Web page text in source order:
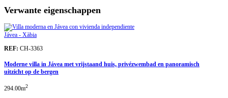
Verwante eigenschappen
Jávea - Xàbia
REF: CH-3363
Moderne villa in Jávea met vrijstaand huis, privézwembad en panoramisch
uitzicht op de bergen
294.00m2